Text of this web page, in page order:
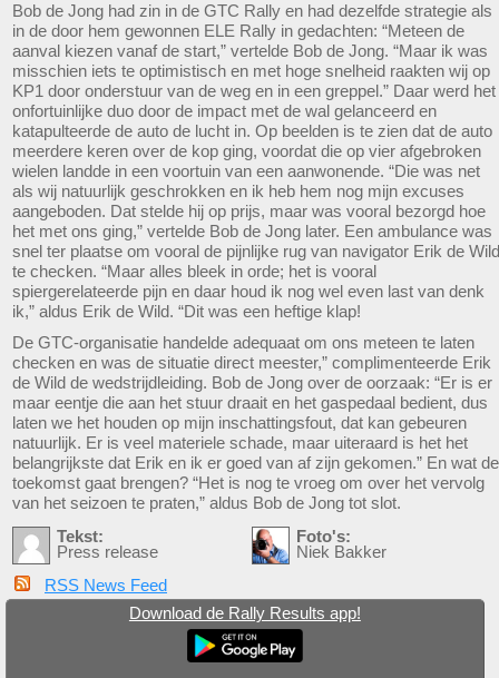
Bob de Jong had zin in de GTC Rally en had dezelfde strategie als
in de door hem gewonnen ELE Rally in gedachten: “Meteen de
aanval kiezen vanaf de start,” vertelde Bob de Jong. “Maar ik was
misschien iets te optimistisch en met hoge snelheid raakten wij op
KP1 door onderstuur van de weg en in een greppel.” Daar werd het
onfortuinlijke duo door de impact met de wal gelanceerd en
katapulteerde de auto de lucht in. Op beelden is te zien dat de auto
meerdere keren over de kop ging, voordat die op vier afgebroken
wielen landde in een voortuin van een aanwonende. “Die was net
als wij natuurlijk geschrokken en ik heb hem nog mijn excuses
aangeboden. Dat stelde hij op prijs, maar was vooral bezorgd hoe
het met ons ging,” vertelde Bob de Jong later. Een ambulance was
snel ter plaatse om vooral de pijnlijke rug van navigator Erik de Wild
te checken. “Maar alles bleek in orde; het is vooral
spiergerelateerde pijn en daar houd ik nog wel even last van denk
ik,” aldus Erik de Wild. “Dit was een heftige klap!
De GTC-organisatie handelde adequaat om ons meteen te laten
checken en was de situatie direct meester,” complimenteerde Erik
de Wild de wedstrijdleiding. Bob de Jong over de oorzaak: “Er is er
maar eentje die aan het stuur draait en het gaspedaal bedient, dus
laten we het houden op mijn inschattingsfout, dat kan gebeuren
natuurlijk. Er is veel materiele schade, maar uiteraard is het het
belangrijkste dat Erik en ik er goed van af zijn gekomen.” En wat de
toekomst gaat brengen? “Het is nog te vroeg om over het vervolg
van het seizoen te praten,” aldus Bob de Jong tot slot.
Tekst:
Press release
Foto's:
Niek Bakker
RSS News Feed
Download de Rally Results app!